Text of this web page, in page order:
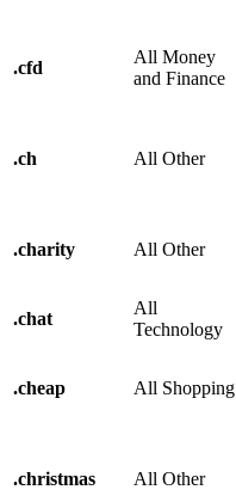
.cfd
All Money
and Finance
.ch All Other
.charity All Other
.chat
All
Technology
.cheap All Shopping
.christmas All Other